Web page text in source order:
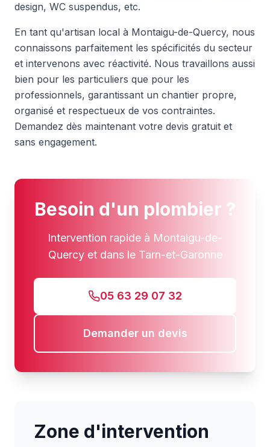
design, WC suspendus, etc.
En tant qu'artisan local à Montaigu-de-Quercy, nous
connaissons parfaitement les spécificités du secteur
et intervenons avec réactivité. Nous travaillons aussi
bien pour les particuliers que pour les
professionnels, garantissant un chantier propre,
organisé et respectueux de vos contraintes.
Demandez dès maintenant votre devis gratuit et
sans engagement.
Besoin d'un plombier ?
Intervention rapide à Montaigu-de-
Quercy et dans le Tarn-et-Garonne
05 63 29 07 32
Demander un devis
Zone d'intervention